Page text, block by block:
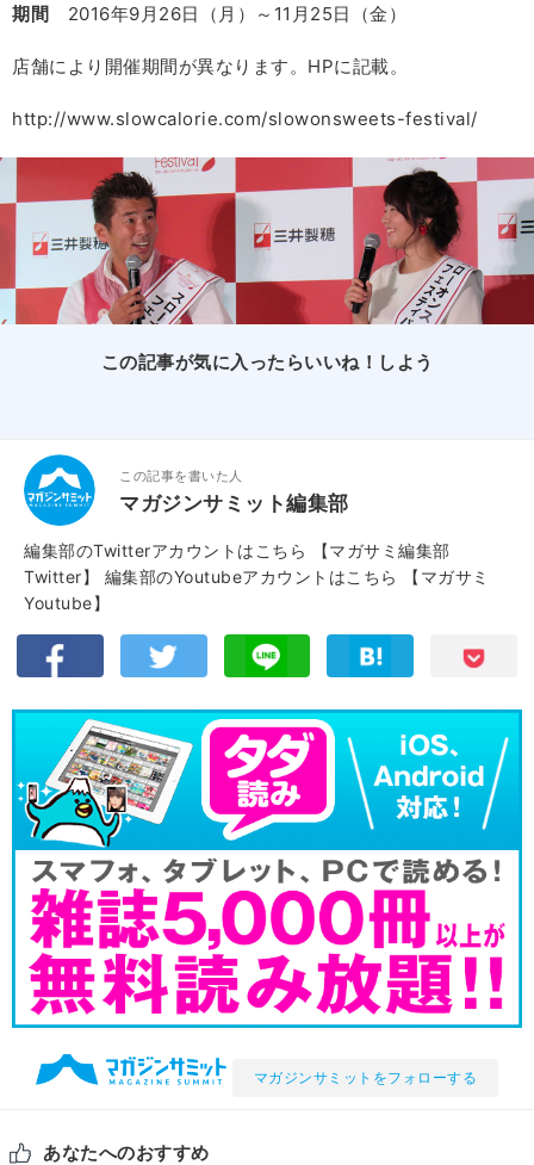
期間 2016年9月26日（月）～11月25日（金）
店舗により開催期間が異なります。HPに記載。
http://www.slowcalorie.com/slowonsweets-festival/
この記事が気に入ったらいいね！しよう
この記事を書いた人
マガジンサミット編集部
編集部のTwitterアカウントはこちら
【マガサミ編集部
Twitter】
編集部のYoutubeアカウントはこちら
【マガサミ
Youtube】
マガジンサミットをフォローする
あなたへのおすすめ